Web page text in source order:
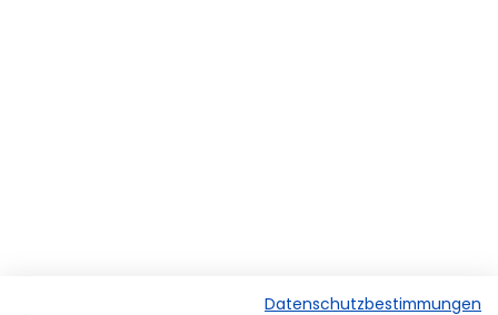
Datenschutzbestimmungen